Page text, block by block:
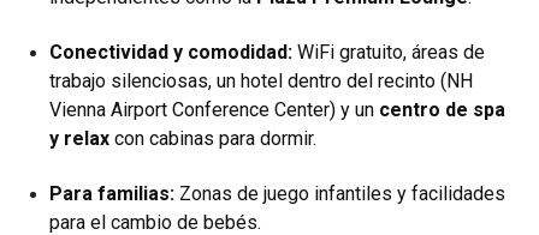
Conectividad y comodidad: WiFi gratuito, áreas de
trabajo silenciosas, un hotel dentro del recinto (NH
Vienna Airport Conference Center) y un centro de spa
y relax con cabinas para dormir.
Para familias: Zonas de juego infantiles y facilidades
para el cambio de bebés.